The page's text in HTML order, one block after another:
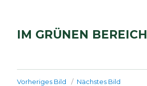
IM GRÜNEN BEREICH
Vorheriges Bild Nächstes Bild